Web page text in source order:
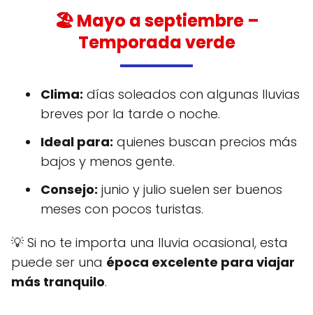
🏖️Mayo a septiembre–
Temporada verde
Clima: días soleados con algunas lluvias
breves por la tarde o noche.
Ideal para: quienes buscan precios más
bajos y menos gente.
Consejo: junio y julio suelen ser buenos
meses con pocos turistas.
💡 Si no te importa una lluvia ocasional, esta
puede ser una época excelente para viajar
más tranquilo.